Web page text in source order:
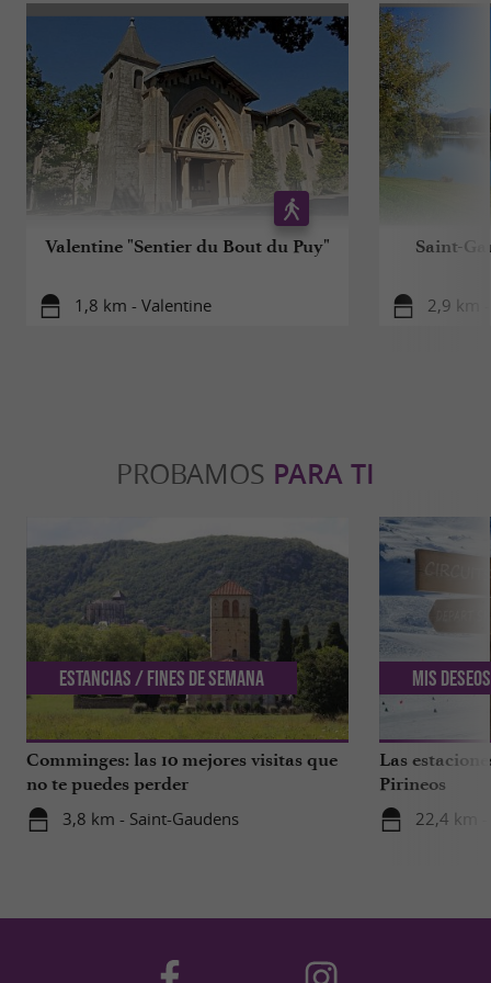
Valentine "Sentier du Bout du Puy"
1,8 km - Valentine
Saint-
2,9 km
PROBAMOS PARA TI
Comminges: las 10 mejores visitas que
no te puedes perder
3,8 km - Saint-Gaudens
Estancias / Fines de semana
Las
Pirineos
22,4 km
Mis